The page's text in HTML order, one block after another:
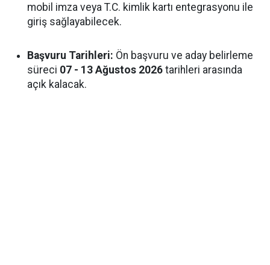
mobil imza veya T.C. kimlik kartı entegrasyonu ile
giriş sağlayabilecek.
Başvuru Tarihleri: Ön başvuru ve aday belirleme
süreci 07 - 13 Ağustos 2026 tarihleri arasında
açık kalacak.